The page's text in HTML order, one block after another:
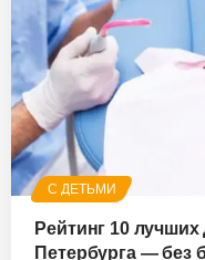
С ДЕТЬМИ
Рейтинг 10 лучших
Петербурга — без